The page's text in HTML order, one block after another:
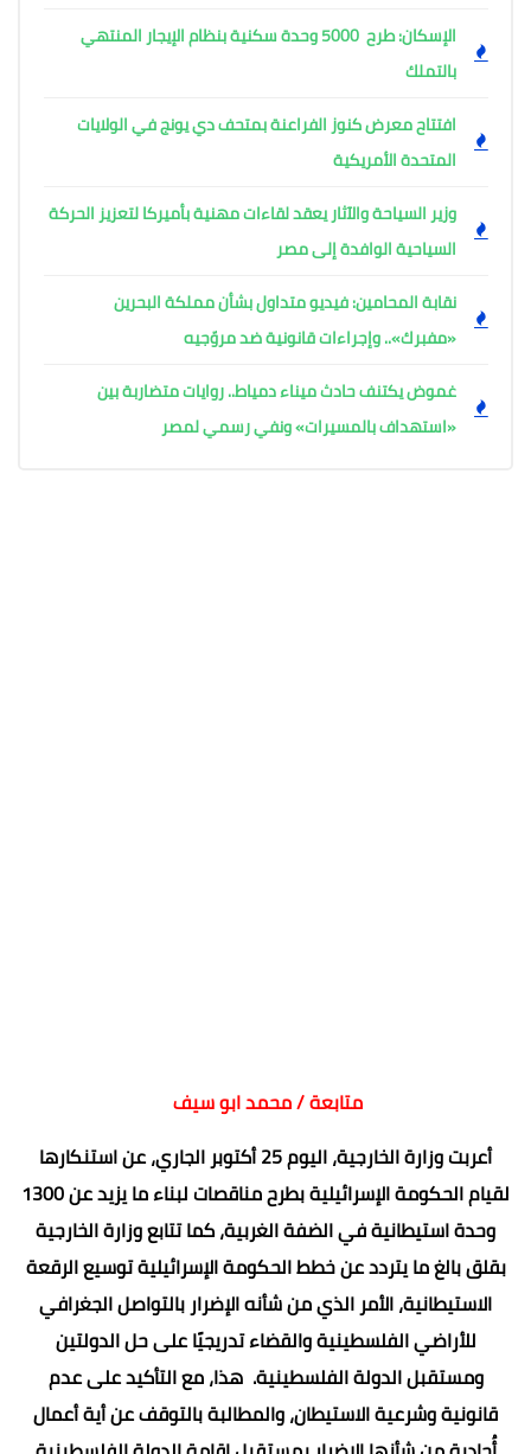
الإسكان: طرح 5000 وحدة سكنية بنظام الإيجار المنتهي
بالتملك
افتتاح معرض كنوز الفراعنة بمتحف دي يونج في الولايات
المتحدة الأمريكية
وزير السياحة والآثار يعقد لقاءات مهنية بأميركا لتعزيز الحركة
السياحية الوافدة إلى مصر
نقابة المحامين: فيديو متداول بشأن مملكة البحرين
«مفبرك».. وإجراءات قانونية ضد مروّجيه
غموض يكتنف حادث ميناء دمياط.. روايات متضاربة بين
«استهداف بالمسيرات» ونفي رسمي لمصر
متابعة / محمد ابو سيف
أعربت وزارة الخارجية، اليوم 25 أكتوبر الجاري، عن استنكارها
لقيام الحكومة الإسرائيلية بطرح مناقصات لبناء ما يزيد عن 1300
وحدة استيطانية في الضفة الغربية، كما تتابع وزارة الخارجية
بقلق بالغ ما يتردد عن خطط الحكومة الإسرائيلية توسيع الرقعة
الاستيطانية، الأمر الذي من شأنه الإضرار بالتواصل الجغرافي
للأراضي الفلسطينية والقضاء تدريجيًا على حل الدولتين
ومستقبل الدولة الفلسطينية. هذا، مع التأكيد على عدم
قانونية وشرعية الاستيطان، والمطالبة بالتوقف عن أية أعمال